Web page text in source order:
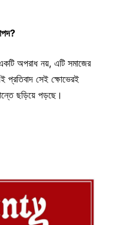
অপরাধ নয়, এটি সমাজের
প্রতিবাদ সেই ক্ষোভেরই
ছড়িয়ে পড়ছে।